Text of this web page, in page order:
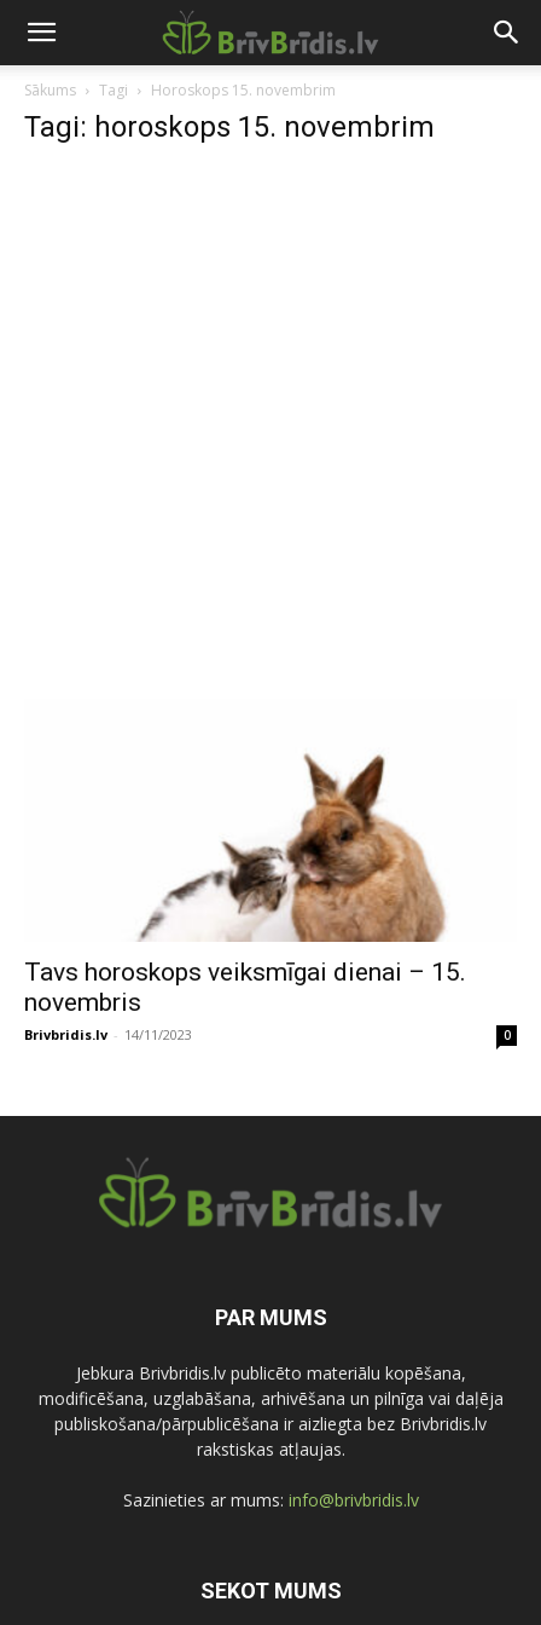
Sākums Tagi Horoskops 15. novembrim
Tagi: horoskops 15. novembrim
Tavs horoskops veiksmīgai dienai – 15.
novembris
Brivbridis.lv - 14/11/2023 0
PAR MUMS
Jebkura Brivbridis.lv publicēto materiālu kopēšana,
modificēšana, uzglabāšana, arhivēšana un pilnīga vai daļēja
publiskošana/pārpublicēšana ir aizliegta bez Brivbridis.lv
rakstiskas atļaujas.
Sazinieties ar mums: info@brivbridis.lv
SEKOT MUMS